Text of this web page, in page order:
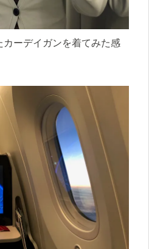
ーデイガンを着てみた感